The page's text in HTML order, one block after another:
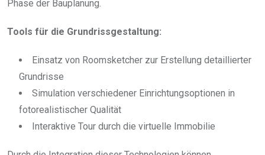
Phase der Bauplanung.
Tools für die Grundrissgestaltung:
Einsatz von Roomsketcher zur Erstellung detaillierter
Grundrisse
Simulation verschiedener Einrichtungsoptionen in
fotorealistischer Qualität
Interaktive Tour durch die virtuelle Immobilie